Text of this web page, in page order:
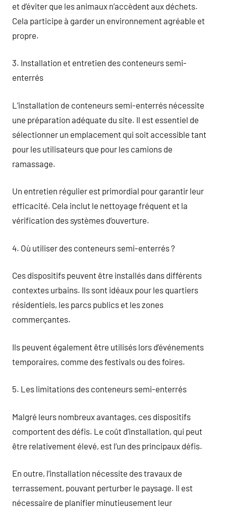
et d’éviter que les animaux n’accèdent aux déchets.
Cela participe à garder un environnement agréable et
propre.
3. Installation et entretien des conteneurs semi-
enterrés
L’installation de conteneurs semi-enterrés nécessite
une préparation adéquate du site. Il est essentiel de
sélectionner un emplacement qui soit accessible tant
pour les utilisateurs que pour les camions de
ramassage.
Un entretien régulier est primordial pour garantir leur
efficacité. Cela inclut le nettoyage fréquent et la
vérification des systèmes d’ouverture.
4. Où utiliser des conteneurs semi-enterrés ?
Ces dispositifs peuvent être installés dans différents
contextes urbains. Ils sont idéaux pour les quartiers
résidentiels, les parcs publics et les zones
commerçantes.
Ils peuvent également être utilisés lors d’événements
temporaires, comme des festivals ou des foires.
5. Les limitations des conteneurs semi-enterrés
Malgré leurs nombreux avantages, ces dispositifs
comportent des défis. Le coût d’installation, qui peut
être relativement élevé, est l’un des principaux défis.
En outre, l’installation nécessite des travaux de
terrassement, pouvant perturber le paysage. Il est
nécessaire de planifier minutieusement leur